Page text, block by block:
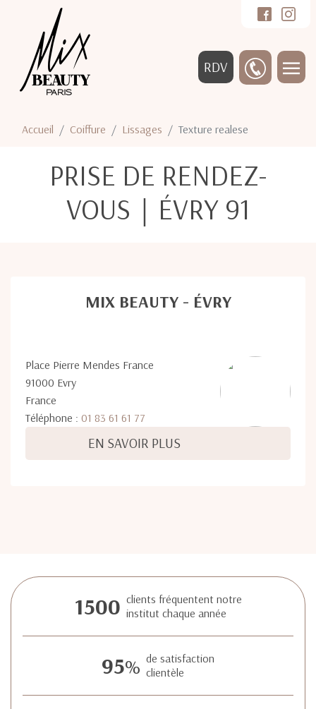
RDV
Accueil Coiffure Lissages Texture realese
PRISE DE RENDEZ-
VOUS｜ÉVRY 91
MIX BEAUTY - ÉVRY
Place Pierre Mendes France
91000 Evry
France
Téléphone : 01 83 61 61 77
EN SAVOIR PLUS
1500 clients fréquentent notre
institut chaque année
95% de satisfaction
clientèle